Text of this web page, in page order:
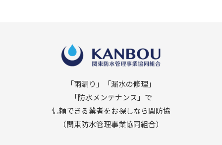
「雨漏り」「漏水の修理」
「防水メンテナンス」で
信頼できる業者をお探しなら関防協
（関東防水管理事業協同組合）